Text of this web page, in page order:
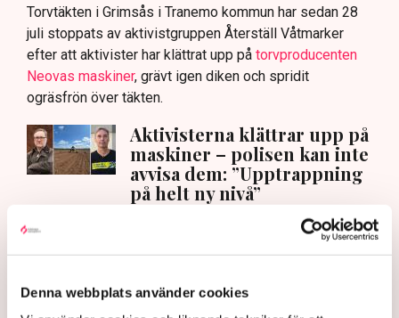
Denna webbplats använder cookies
Torvtäkten i Grimsås i Tranemo kommun har sedan 28
juli stoppats av aktivistgruppen Återställ Våtmarker
efter att aktivister har klättrat upp på torvproducenten
Neovas maskiner, grävt igen diken och spridit
ogräsfrön över täkten.
Aktivisterna klättrar upp på
maskiner – polisen kan inte
avvisa dem: ”Upptrappning
på helt ny nivå”
AI-sammanfattning
Torvtäkten i Grimsås har stoppats av aktivister
sedan 28 juli.